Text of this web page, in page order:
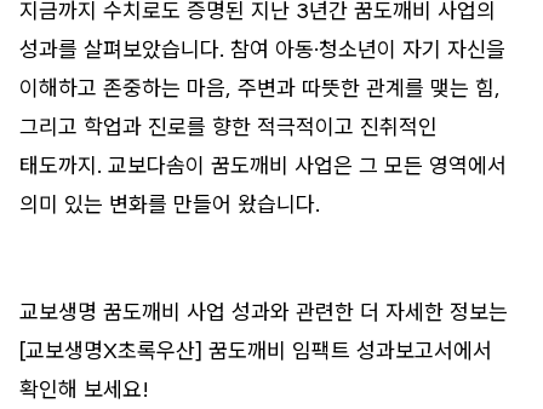
지금까지 수치로도 증명된 지난 3년간 꿈도깨비 사업의
성과를 살펴보았습니다. 참여 아동·청소년이 자기 자신을
이해하고 존중하는 마음, 주변과 따뜻한 관계를 맺는 힘,
그리고 학업과 진로를 향한 적극적이고 진취적인
태도까지. 교보다솜이 꿈도깨비 사업은 그 모든 영역에서
의미 있는 변화를 만들어 왔습니다.
교보생명 꿈도깨비 사업 성과와 관련한 더 자세한 정보는
[교보생명X초록우산] 꿈도깨비 임팩트 성과보고서에서
확인해 보세요!